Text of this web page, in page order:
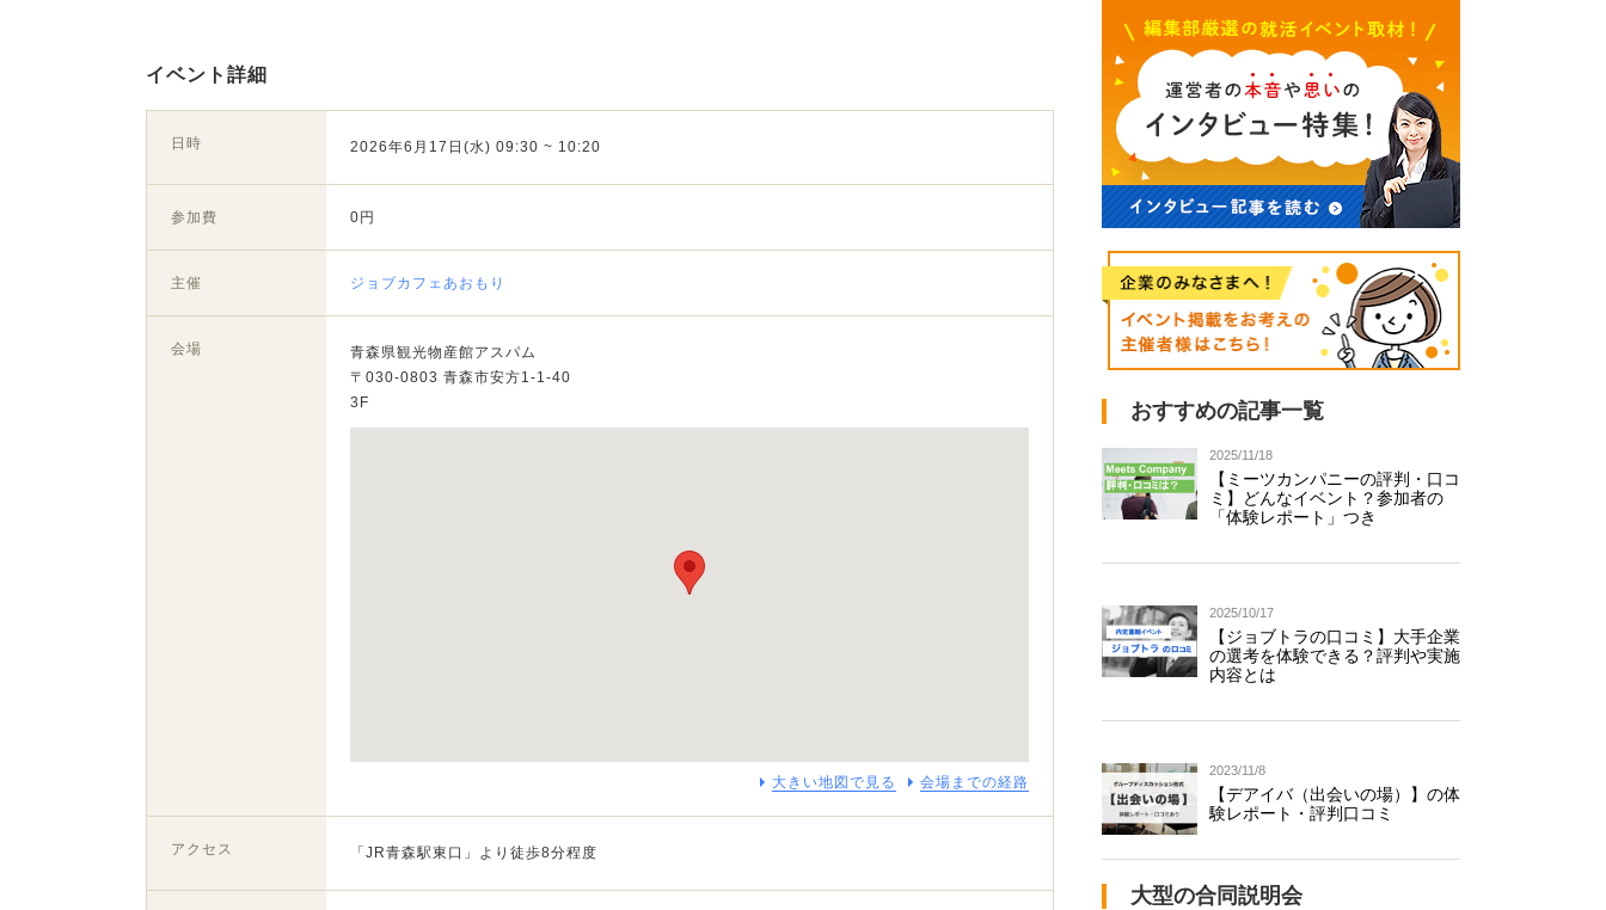
イベント詳細
日時 2026年6月17日(水) 09:30 ~ 10:20
参加費 0円
主催 ジョブカフェあおもり
会場
青森県観光物産館アスパム
〒030-0803 青森市安方1-1-40
3F
大きい地図で見る 会場までの経路
アクセス 「JR青森駅東口」より徒歩8分程度
おすすめの記事一覧
2025/11/18
【ミーツカンパニーの評判・口コ
ミ】どんなイベント？参加者の
「体験レポート」つき
2025/10/17
【ジョブトラの口コミ】大手企業
の選考を体験できる？評判や実施
内容とは
2023/11/8
【デアイバ（出会いの場）】の体
験レポート・評判口コミ
大型の合同説明会